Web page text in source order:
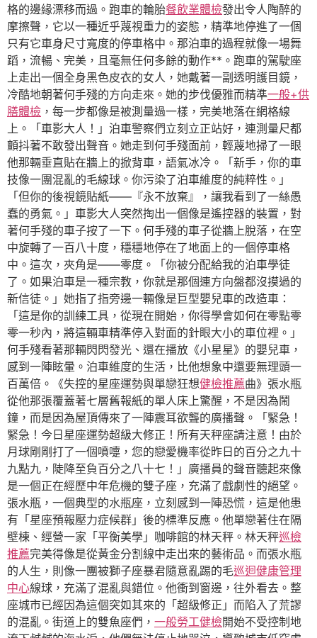
格的邊緣漂移而過。跑車的輪胎餐飲業體檢發出令人陶醉的
摩擦聲，它以一種近乎蔑視重力的姿態，精準地停進了一個
只有它車身尺寸寬度的停車格中。那泊車的過程就像一場舞
蹈，流暢、完美，且毫無任何多餘的動作**。跑車的駕駛座
上走出一個全身黑色皮衣的女人，她戴著一副透明護目鏡，
冷酷地朝著何手殘的方向走來。她的步伐優雅而精準一般+供
膳體檢 ，每一步都像是被測量過一樣，完美地落在網格線
上。「車影大人！」泊車警察們立刻立正站好，連測量尺都
顫抖著不敢發出聲音。她走到何手殘面前，輕蔑地掃了一眼
他那輛垂直貼在牆上的掀背車，語氣冰冷。「新手，你的車
技像一團混亂的毛線球。你污染了泊車維度的純粹性。」
「但你的後視鏡貼紙——『永不放棄』，讓我看到了一絲愚
蠢的勇氣。」車影大人突然掏出一個像是遙控器的裝置，對
著何手殘的車子按了一下。何手殘的車子從牆上脫落，在空
中旋轉了一百八十度，穩穩地停在了地面上的一個停車格
中。這次，夾角是——零度。「你被分配給我的泊車學徒
了。如果泊車是一種宗教，你就是那個連方向盤都沒摸過的
新信徒。」她指了指旁邊一輛像是巨型嬰兒車的改造車：
「這是你的訓練工具，從現在開始，你得學會如何在零點零
零一秒內，將這輛車精準停入對面的針眼大小的車位裡。」
何手殘看著那輛閃閃發光、還在播放《小星星》的嬰兒車，
感到一陣眩暈。泊車維度的生活，比他想象中還要無理頭一
百萬倍。《失控的星座運勢與單戀狂想健檢推薦曲》張水瓶
從他那張覆蓋著七層舊報紙的單人床上驚醒，不是因為鬧
鐘，而是因為屋頂傳來了一陣震耳欲聾的廣播聲。「緊急！
緊急！今日星座運勢超級大修正！所有天秤座請注意！由於
月球剛剛打了一個噴嚏，您的戀愛機率從昨日的百分之九十
九點九，陡降至負百分之八十七！」廣播員的聲音聽起來像
是一個正在經歷中年危機的雙子座，充滿了戲劇性的絕望。
張水瓶，一個典型的水瓶座，立刻感到一陣恐慌，這是他患
有「星座預報壓力症候群」後的標準反應。他單戀著住在隔
壁棟、經營一家「平衡美學」咖啡館的林天秤。林天秤巡檢
推薦完美得像是從黃金分割線中走出來的藝術品。而張水瓶
的人生，則像一團被獅子座暴君隨意亂踢的毛巡迴健康管理
中心線球，充滿了混亂與錯位。他衝到窗邊，往外看去。整
座城市已經因為這個突如其來的「超級修正」而陷入了荒謬
的混亂。街道上的雙魚座們， 一般勞工健檢開始不受控制地